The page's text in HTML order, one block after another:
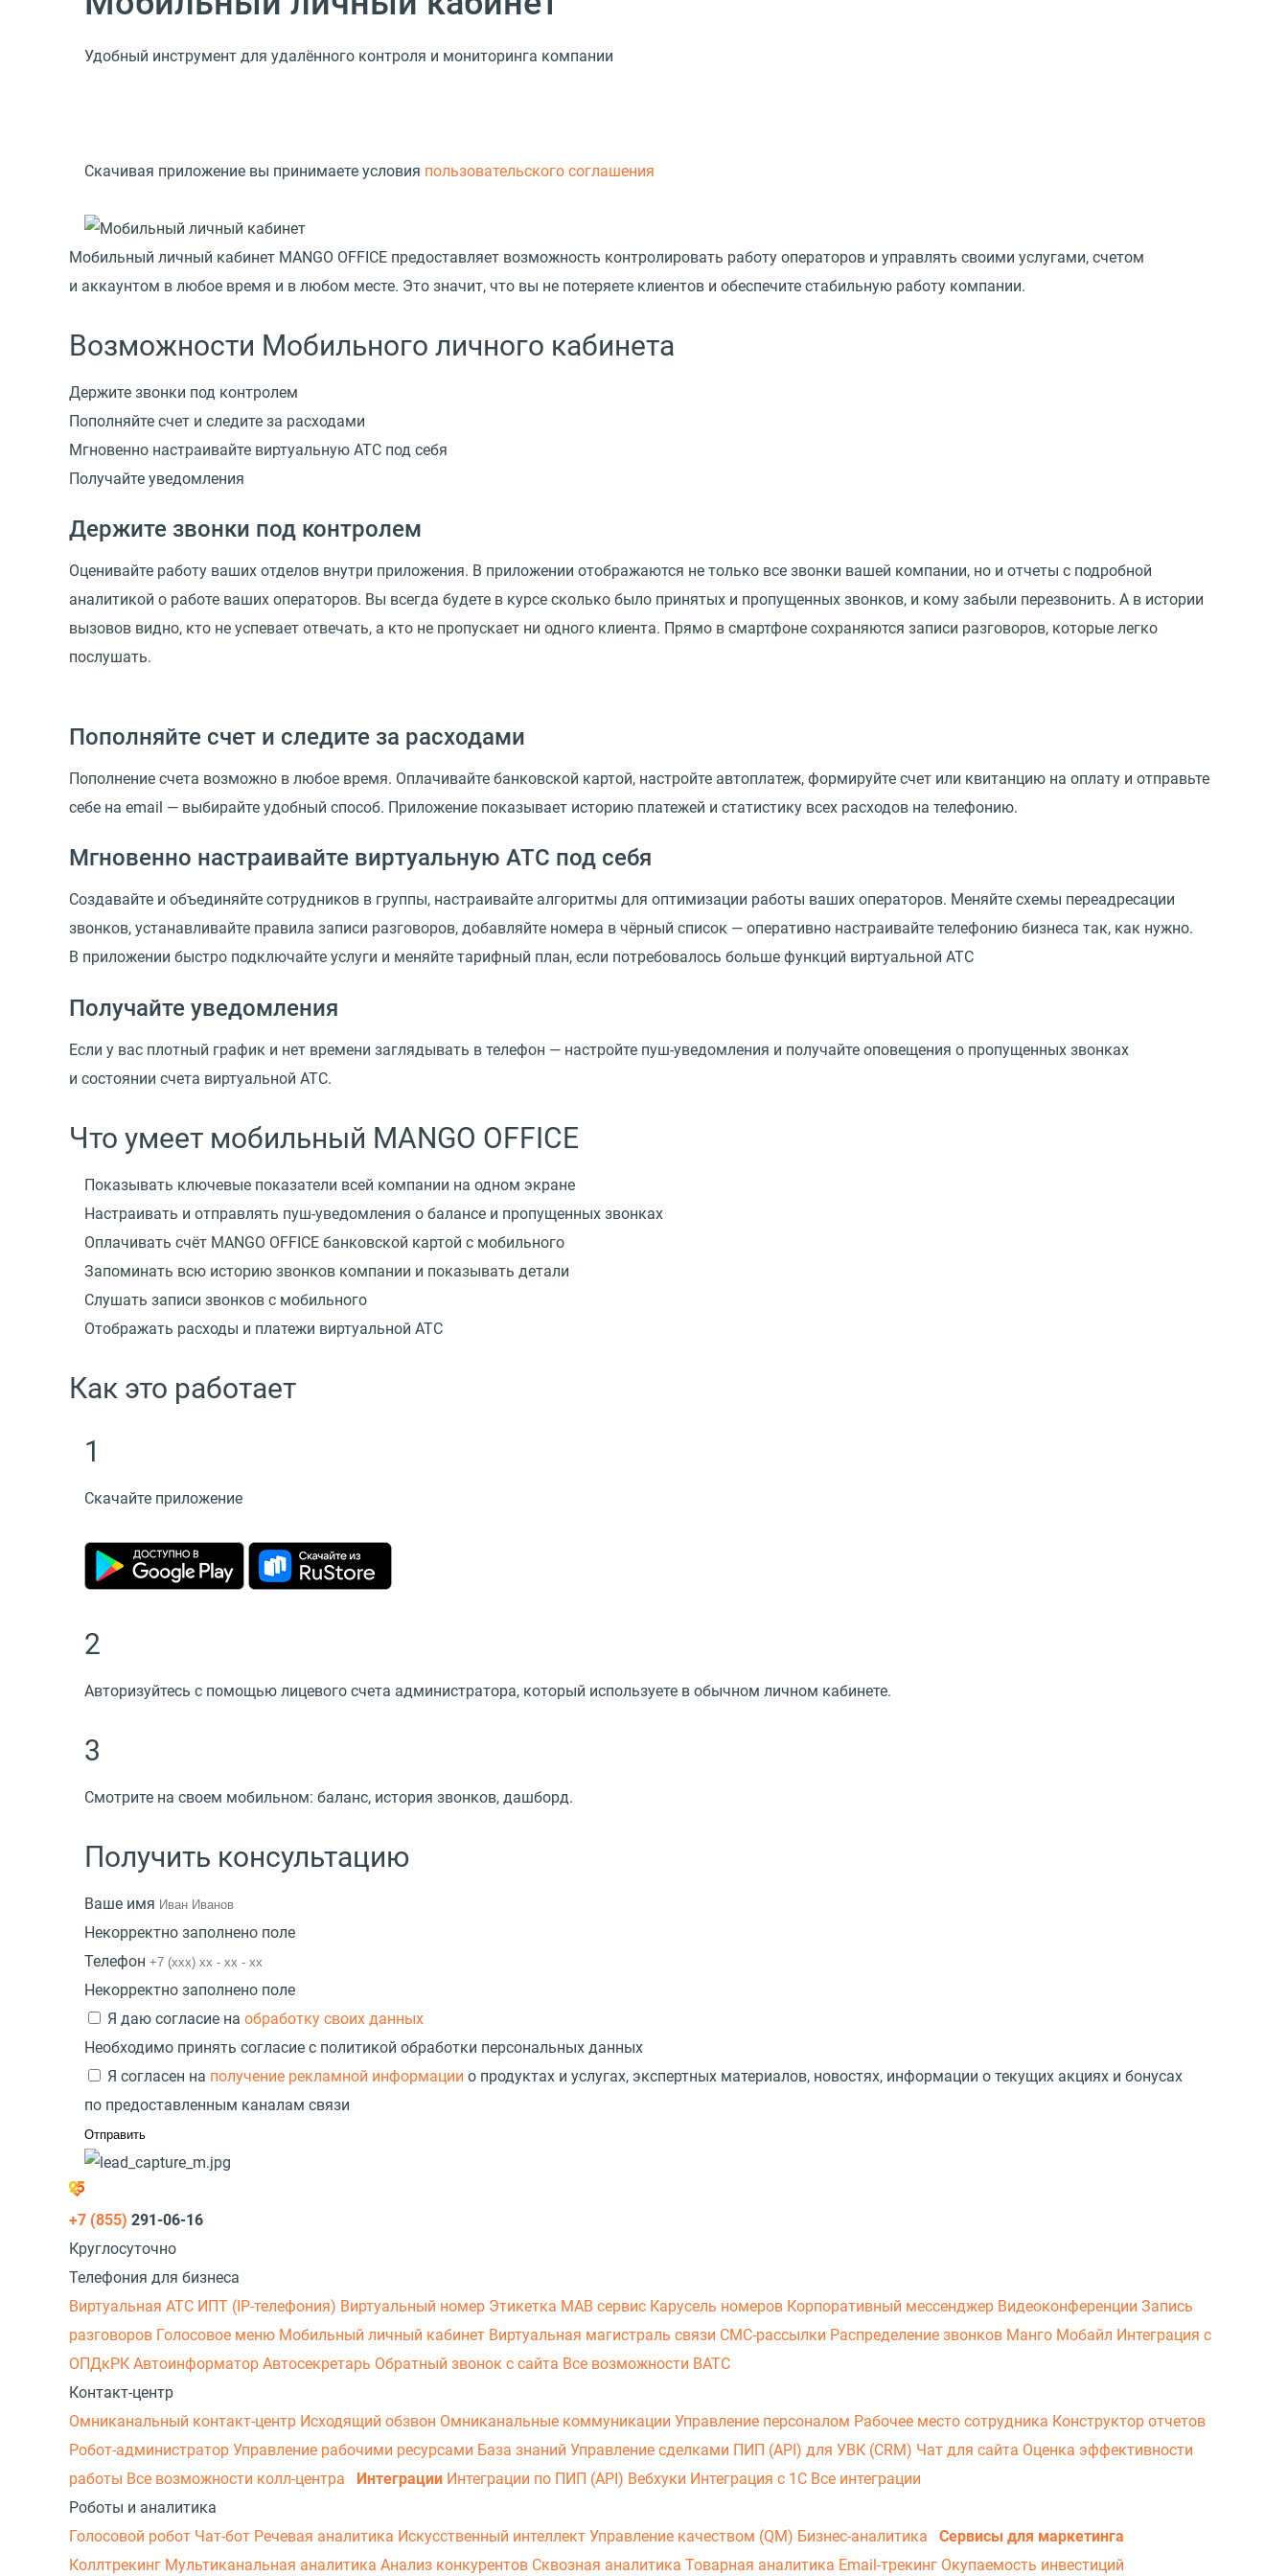
Удобный инструмент для удалённого контроля и мониторинга компании
Скачивая приложение вы принимаете условия пользовательского соглашения
Мобильный личный кабинет MANGO OFFICE предоставляет возможность контролировать работу операторов и управлять своими услугами, счетом
и аккаунтом в любое время и в любом месте. Это значит, что вы не потеряете клиентов и обеспечите стабильную работу компании.
Возможности Мобильного личного кабинета
Держите звонки под контролем
Пополняйте счет и следите за расходами
Мгновенно настраивайте виртуальную АТС под себя
Получайте уведомления
Держите звонки под контролем
Оценивайте работу ваших отделов внутри приложения. В приложении отображаются не только все звонки вашей компании, но и отчеты с подробной
аналитикой о работе ваших операторов. Вы всегда будете в курсе сколько было принятых и пропущенных звонков, и кому забыли перезвонить. А в истории
вызовов видно, кто не успевает отвечать, а кто не пропускает ни одного клиента. Прямо в смартфоне сохраняются записи разговоров, которые легко
послушать.
Пополняйте счет и следите за расходами
Пополнение счета возможно в любое время. Оплачивайте банковской картой, настройте автоплатеж, формируйте счет или квитанцию на оплату и отправьте
себе на email — выбирайте удобный способ. Приложение показывает историю платежей и статистику всех расходов на телефонию.
Мгновенно настраивайте виртуальную АТС под себя
Создавайте и объединяйте сотрудников в группы, настраивайте алгоритмы для оптимизации работы ваших операторов. Меняйте схемы переадресации
звонков, устанавливайте правила записи разговоров, добавляйте номера в чёрный список — оперативно настраивайте телефонию бизнеса так, как нужно.
В приложении быстро подключайте услуги и меняйте тарифный план, если потребовалось больше функций виртуальной АТС
Получайте уведомления
Если у вас плотный график и нет времени заглядывать в телефон — настройте пуш-уведомления и получайте оповещения о пропущенных звонках
и состоянии счета виртуальной АТС.
Что умеет мобильный MANGO OFFICE
Показывать ключевые показатели всей компании на одном экране
Настраивать и отправлять пуш-уведомления о балансе и пропущенных звонках
Оплачивать счёт MANGO OFFICE банковской картой с мобильного
Запоминать всю историю звонков компании и показывать детали
Слушать записи звонков с мобильного
Отображать расходы и платежи виртуальной АТС
Как это работает
1
Скачайте приложение
2
Авторизуйтесь с помощью лицевого счета администратора, который используете в обычном личном кабинете.
3
Смотрите на своем мобильном: баланс, история звонков, дашборд.
Получить консультацию
Ваше имя
Некорректно заполнено поле
Телефон
Некорректно заполнено поле
Я даю согласие на обработку своих данных
Необходимо принять согласие с политикой обработки персональных данных
Я согласен на получение рекламной информации о продуктах и услугах, экспертных материалов, новостях, информации о текущих акциях и бонусах
по предоставленным каналам связи
+7 (855) 291-06-16
Круглосуточно
Телефония для бизнеса
Виртуальная АТС ИПТ (IP-телефония) Виртуальный номер Этикетка МАВ сервис Карусель номеров Корпоративный мессенджер Видеоконференции Запись
разговоров Голосовое меню Мобильный личный кабинет Виртуальная магистраль связи СМС-рассылки Распределение звонков Манго Мобайл Интеграция с
ОПДкРК Автоинформатор Автосекретарь Обратный звонок с сайта Все возможности ВАТС
Контакт-центр
Омниканальный контакт-центр Исходящий обзвон Омниканальные коммуникации Управление персоналом Рабочее место сотрудника Конструктор отчетов
Робот-администратор Управление рабочими ресурсами База знаний Управление сделками ПИП (API) для УВК (CRM) Чат для сайта Оценка эффективности
работы Все возможности колл-центра Интеграции Интеграции по ПИП (API) Вебхуки Интеграция с 1С Все интеграции
Роботы и аналитика
Голосовой робот Чат-бот Речевая аналитика Искусственный интеллект Управление качеством (QM) Бизнес-аналитика
Сервисы для маркетинга
Коллтрекинг Мультиканальная аналитика Анализ конкурентов Сквозная аналитика Товарная аналитика Email-трекинг Окупаемость инвестиций